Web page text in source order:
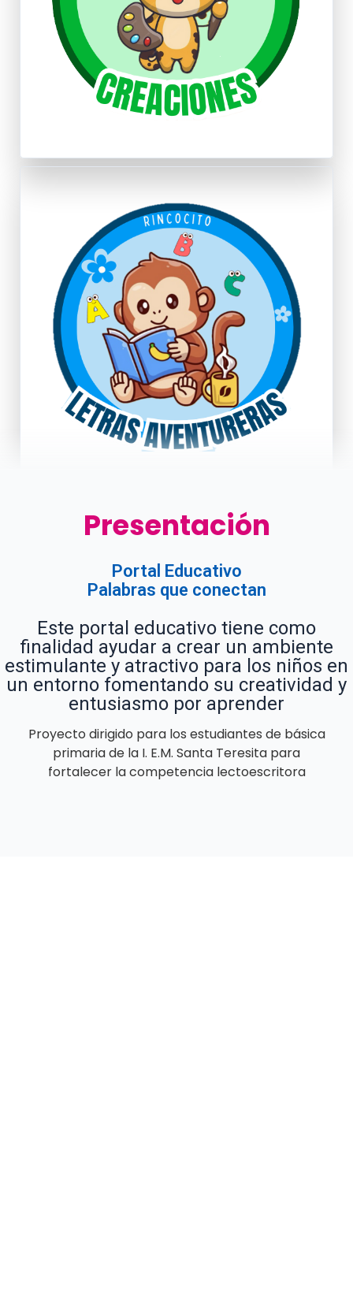
Presentación
Portal Educativo
Palabras que conectan
Este portal educativo tiene como
finalidad ayudar a crear un ambiente
estimulante y atractivo para los niños en
un entorno fomentando su creatividad y
entusiasmo por aprender
Proyecto dirigido para los estudiantes de básica
primaria de la I. E.M. Santa Teresita para
fortalecer la competencia lectoescritora